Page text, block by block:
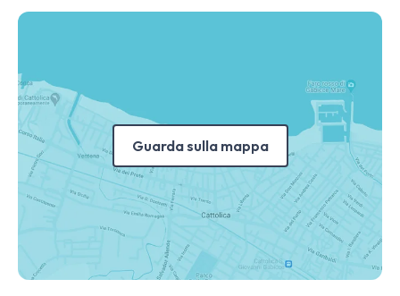
Guarda sulla mappa